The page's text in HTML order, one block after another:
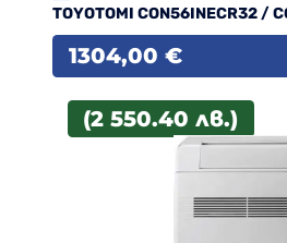
TOYOTOMI CON56INECR32 /
1304,00 €
(2 550.40 лв.)